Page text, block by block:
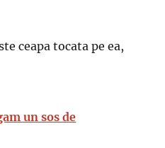
ceapa tocata pe ea,
un sos de